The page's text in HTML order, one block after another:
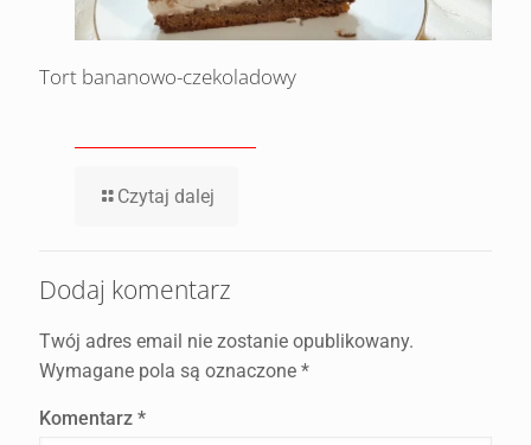
Tort bananowo-czekoladowy
Czytaj dalej
Dodaj komentarz
Twój adres email nie zostanie opublikowany.
Wymagane pola są oznaczone *
Komentarz *